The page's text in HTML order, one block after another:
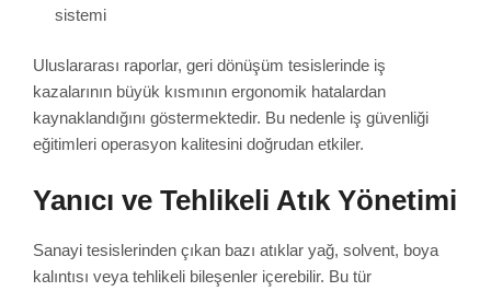
sistemi
Uluslararası raporlar, geri dönüşüm tesislerinde iş
kazalarının büyük kısmının ergonomik hatalardan
kaynaklandığını göstermektedir. Bu nedenle iş güvenliği
eğitimleri operasyon kalitesini doğrudan etkiler.
Yanıcı ve Tehlikeli Atık Yönetimi
Sanayi tesislerinden çıkan bazı atıklar yağ, solvent, boya
kalıntısı veya tehlikeli bileşenler içerebilir. Bu tür